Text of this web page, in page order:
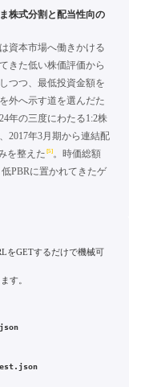
株式分割と配当性向の
資本市場へ働きかける
きた低い株価評価から
つつ、最低投資金額を
外へ示す道を選んだた
年の三度にわたる1:2株
2017年3月期から連結配
を整えた [5]。時価総額
PBRに置かれてきたゲ
をGETするだけで機械可
す。